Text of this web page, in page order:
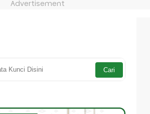
Advertisement